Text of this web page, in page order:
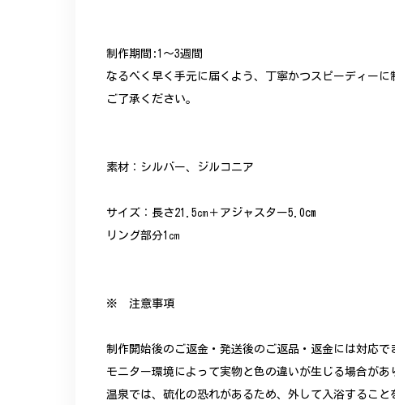
制作期間:1〜3週間
なるべく早く手元に届くよう、丁寧かつスピーディーに
ご了承ください。
素材：シルバー、ジルコニア
サイズ：長さ21.5㎝＋アジャスター5.0cm
リング部分1㎝
※ 注意事項
制作開始後のご返金・発送後のご返品・返金には対応で
モニター環境によって実物と色の違いが生じる場合があ
温泉では、硫化の恐れがあるため、外して入浴すること